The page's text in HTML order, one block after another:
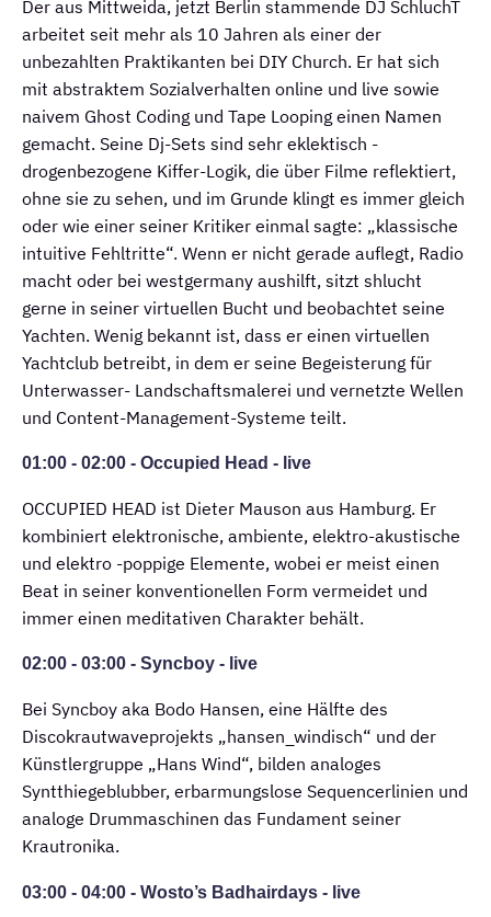
Der aus Mittweida, jetzt Berlin stammende DJ SchluchT
arbeitet seit mehr als 10 Jahren als einer der
unbezahlten Praktikanten bei DIY Church. Er hat sich
mit abstraktem Sozialverhalten online und live sowie
naivem Ghost Coding und Tape Looping einen Namen
gemacht. Seine Dj-Sets sind sehr eklektisch -
drogenbezogene Kiffer-Logik, die über Filme reflektiert,
ohne sie zu sehen, und im Grunde klingt es immer gleich
oder wie einer seiner Kritiker einmal sagte: „klassische
intuitive Fehltritte“. Wenn er nicht gerade auflegt, Radio
macht oder bei westgermany aushilft, sitzt shlucht
gerne in seiner virtuellen Bucht und beobachtet seine
Yachten. Wenig bekannt ist, dass er einen virtuellen
Yachtclub betreibt, in dem er seine Begeisterung für
Unterwasser- Landschaftsmalerei und vernetzte Wellen
und Content-Management-Systeme teilt.
01:00 - 02:00 - Occupied Head - live
OCCUPIED HEAD ist Dieter Mauson aus Hamburg. Er
kombiniert elektronische, ambiente, elektro-akustische
und elektro -poppige Elemente, wobei er meist einen
Beat in seiner konventionellen Form vermeidet und
immer einen meditativen Charakter behält.
02:00 - 03:00 - Syncboy - live
Bei Syncboy aka Bodo Hansen, eine Hälfte des
Discokrautwaveprojekts „hansen_windisch“ und der
Künstlergruppe „Hans Wind“, bilden analoges
Syntthiegeblubber, erbarmungslose Sequencerlinien und
analoge Drummaschinen das Fundament seiner
Krautronika.
03:00 - 04:00 - Wosto’s Badhairdays - live